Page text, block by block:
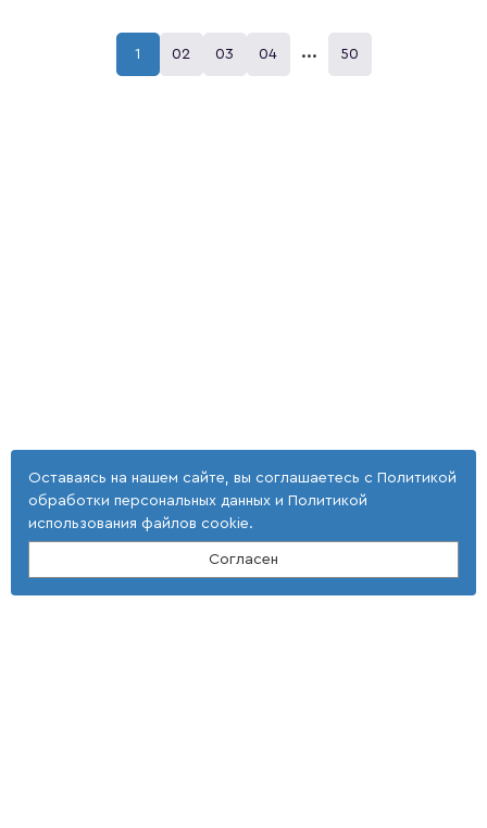
Приводятся сведения об информационной и логико-
вычислительной подсистемах гидравлических
приводов. Учебник предназначен для студентов вузов,
1 02 03 04 ... 50
Оставаясь на нашем сайте, вы соглашаетесь с Политикой
обработки персональных данных и Политикой
использования файлов cookie.
Согласен